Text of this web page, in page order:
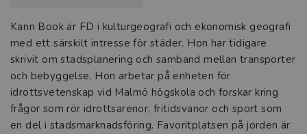
Karin Book är FD i kulturgeografi och ekonomisk geografi
med ett särskilt intresse för städer. Hon har tidigare
skrivit om stadsplanering och samband mellan transporter
och bebyggelse. Hon arbetar på enheten för
idrottsvetenskap vid Malmö högskola och forskar kring
frågor som rör idrottsarenor, fritidsvanor och sport som
en del i stadsmarknadsföring. Favoritplatsen på jorden är